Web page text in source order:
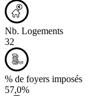
Nb. Logements
32
% de foyers imposés
57,0%